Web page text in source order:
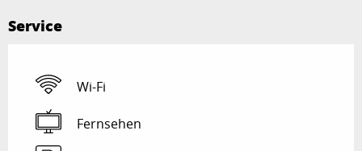
Service
Wi-Fi
Fernsehen